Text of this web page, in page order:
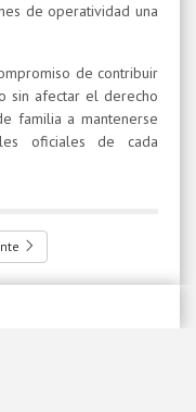
de operatividad una
de contribuir
sin afectar el derecho
familia a mantenerse
oficiales de cada